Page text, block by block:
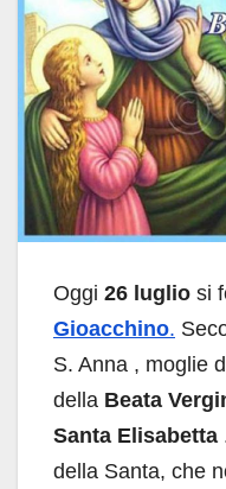
Oggi 26 luglio si
Gioacchino.
S. Anna , moglie
della Beata
Santa Elisabetta
della Santa, che